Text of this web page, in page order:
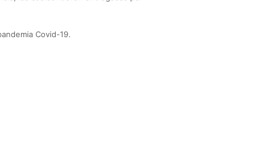
Covid-19.